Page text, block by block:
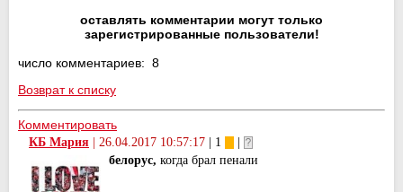
оставлять комментарии могут только
зарегистрированные пользователи!
число комментариев: 8
Возврат к списку
Комментировать
КБ Мария | 26.04.2017 10:57:17 | 1
|
белорус, когда брал пенали